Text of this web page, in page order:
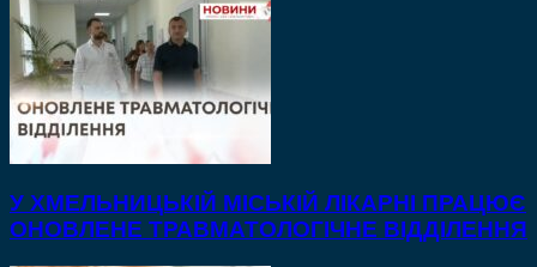
У ХМЕЛЬНИЦЬКІЙ МІСЬКІЙ ЛІКАРНІ ПРАЦЮЄ
ОНОВЛЕНЕ ТРАВМАТОЛОГІЧНЕ ВІДДІЛЕННЯ